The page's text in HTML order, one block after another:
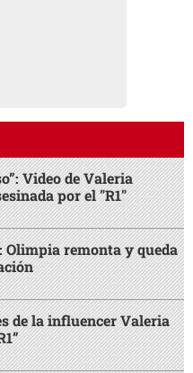
Video de Valeria
por el "R1"
Olimpia remonta y queda
de la influencer Valeria